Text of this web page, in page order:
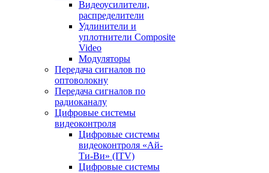
Видеоусилители,
распределители
Удлинители и
уплотнители Сomposite
Video
Модуляторы
Передача сигналов по
оптоволокну
Передача сигналов по
радиоканалу
Цифровые системы
видеоконтроля
Цифровые системы
видеоконтроля «Ай-
Ти-Ви» (ITV)
Цифровые системы